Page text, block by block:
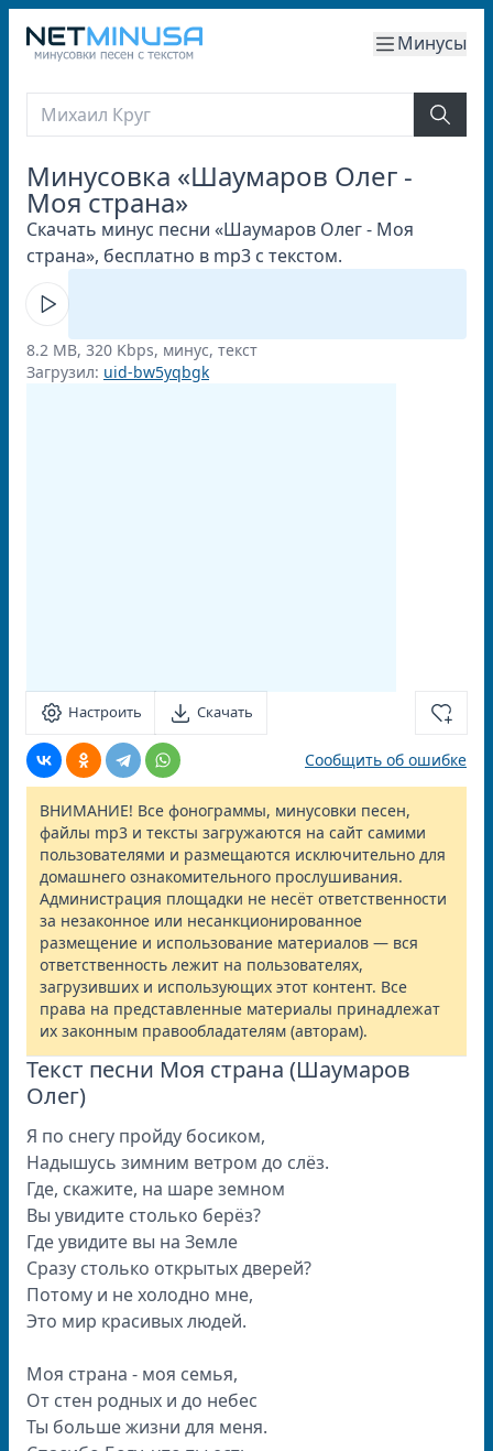
Минусы
Минусовка «Шаумаров Олег -
Моя страна»
Скачать минус песни «Шаумаров Олег - Моя
страна», бесплатно в mp3 с текстом.
8.2 MB, 320 Kbps, минус, текст
Загрузил: uid-bw5yqbgk
Настроить Скачать
Сообщить об ошибке
ВНИМАНИЕ! Все фонограммы, минусовки песен,
файлы mp3 и тексты загружаются на сайт самими
пользователями и размещаются исключительно для
домашнего ознакомительного прослушивания.
Администрация площадки не несёт ответственности
за незаконное или несанкционированное
размещение и использование материалов — вся
ответственность лежит на пользователях,
загрузивших и использующих этот контент. Все
права на представленные материалы принадлежат
их законным правообладателям (авторам).
Текст песни Моя страна (Шаумаров
Олег)
Я по снегу пройду босиком,
Надышусь зимним ветром до слёз.
Где, скажите, на шаре земном
Вы увидите столько берёз?
Где увидите вы на Земле
Сразу столько открытых дверей?
Потому и не холодно мне,
Это мир красивых людей.
Моя страна - моя семья,
От стен родных и до небес
Ты больше жизни для меня.